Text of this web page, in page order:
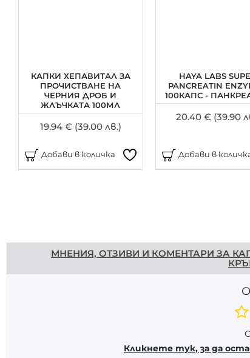
КАПКИ ХЕПАВИТАЛ ЗА
ПРОЧИСТВАНЕ НА
ЧЕРНИЯ ДРОБ И
ЖЛЪЧКАТА 100МЛ
19.94 € (39.00 лв.)
Добави в количка
HAYA LABS
PANCREATIN
100КАПС -
20.40 € (39.90
Добави в
МНЕНИЯ, ОТЗИВИ И КОМЕНТАРИ ЗА
Кликнете тук, за да